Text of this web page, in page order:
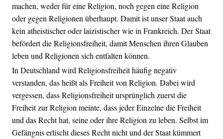
machen, weder für eine Religion, noch gegen eine Religion
oder gegen Religionen überhaupt. Damit ist unser Staat auch
kein atheistischer oder laizistischer wie in Frankreich. Der Staat
befördert die Religionsfreiheit, damit Menschen ihren Glauben
leben und Religionen sich entfalten können.
In Deutschland wird Religionsfreiheit häufig negativ
verstanden, das heißt als Freiheit von Religion. Dabei wird
vergessen, dass Religionsfreiheit ursprünglich zuerst die
Freiheit zur Religion meinte, dass jeder Einzelne die Freiheit
und das Recht hat, seine oder ihre Religion zu leben. Selbst im
Gefängnis erlischt dieses Recht nicht und der Staat kümmert